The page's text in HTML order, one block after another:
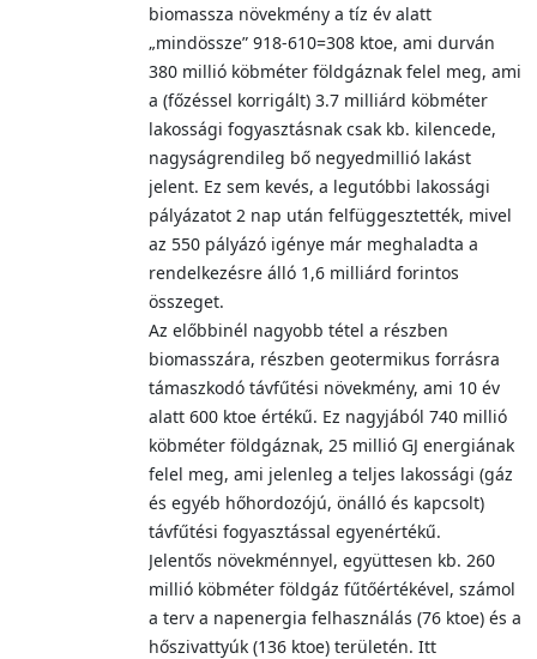
biomassza növekmény a tíz év alatt
„mindössze” 918-610=308 ktoe, ami durván
380 millió köbméter földgáznak felel meg, ami
a (főzéssel korrigált) 3.7 milliárd köbméter
lakossági fogyasztásnak csak kb. kilencede,
nagyságrendileg bő negyedmillió lakást
jelent. Ez sem kevés, a legutóbbi lakossági
pályázatot 2 nap után felfüggesztették, mivel
az 550 pályázó igénye már meghaladta a
rendelkezésre álló 1,6 milliárd forintos
összeget.
Az előbbinél nagyobb tétel a részben
biomasszára, részben geotermikus forrásra
támaszkodó távfűtési növekmény, ami 10 év
alatt 600 ktoe értékű. Ez nagyjából 740 millió
köbméter földgáznak, 25 millió GJ energiának
felel meg, ami jelenleg a teljes lakossági (gáz
és egyéb hőhordozójú, önálló és kapcsolt)
távfűtési fogyasztással egyenértékű.
Jelentős növekménnyel, együttesen kb. 260
millió köbméter földgáz fűtőértékével, számol
a terv a napenergia felhasználás (76 ktoe) és a
hőszivattyúk (136 ktoe) területén. Itt